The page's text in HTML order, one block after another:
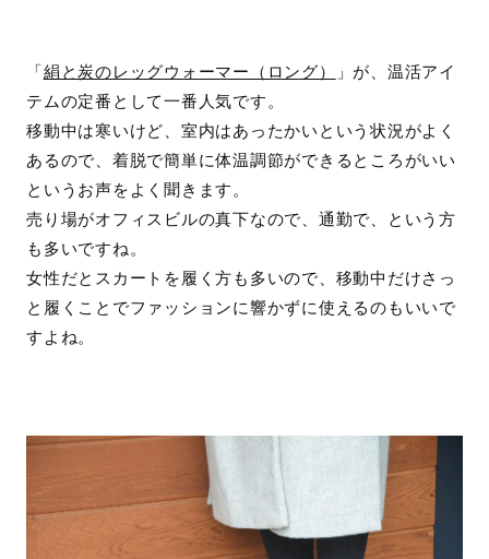
「絹と炭のレッグウォーマー（ロング）
」が、温活アイ
テムの定番として一番人気です。
移動中は寒いけど、室内はあったかいという状況がよく
あるので、着脱で簡単に体温調節ができるところがいい
というお声をよく聞きます。
売り場がオフィスビルの真下なので、通勤で、という方
も多いですね。
女性だとスカートを履く方も多いので、移動中だけさっ
と履くことでファッションに響かずに使えるのもいいで
すよね。